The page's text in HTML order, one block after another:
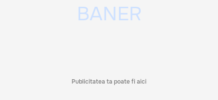
Publicitatea ta poate fi aici